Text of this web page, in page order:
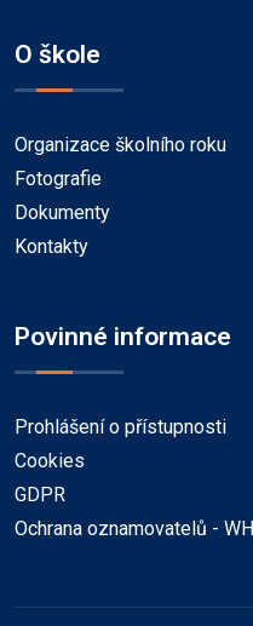
O škole
Organizace školního roku
Fotografie
Dokumenty
Kontakty
Povinné informace
Prohlášení o přístupnosti
Cookies
GDPR
Ochrana oznamovatelů -